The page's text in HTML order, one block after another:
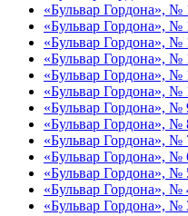
«Бульвар Гордона», №
«Бульвар Гордона», №
«Бульвар Гордона», №
«Бульвар Гордона», №
«Бульвар Гордона», №
«Бульвар Гордона», №
«Бульвар Гордона», №
«Бульвар Гордона», №
«Бульвар Гордона», №
«Бульвар Гордона», №
«Бульвар Гордона», №
«Бульвар Гордона», №
«Бульвар Гордона», №